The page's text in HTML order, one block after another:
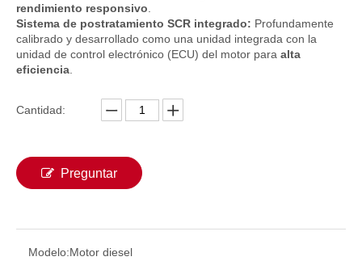
rendimiento responsivo
Sistema de postratamiento SCR integrado: Profundamente
calibrado y desarrollado como una unidad integrada con la
unidad de control electrónico (ECU) del motor para alta
eficiencia
Cantidad:
Preguntar
Modelo:Motor diesel